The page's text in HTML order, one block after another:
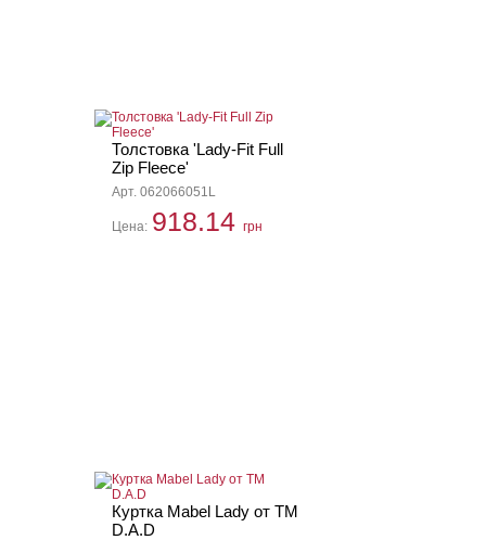
Толстовка 'Lady-Fit Full
Zip Fleece'
Арт. 062066051L
Цена: 918.14 грн
Куртка Mabel Lady от ТМ
D.A.D